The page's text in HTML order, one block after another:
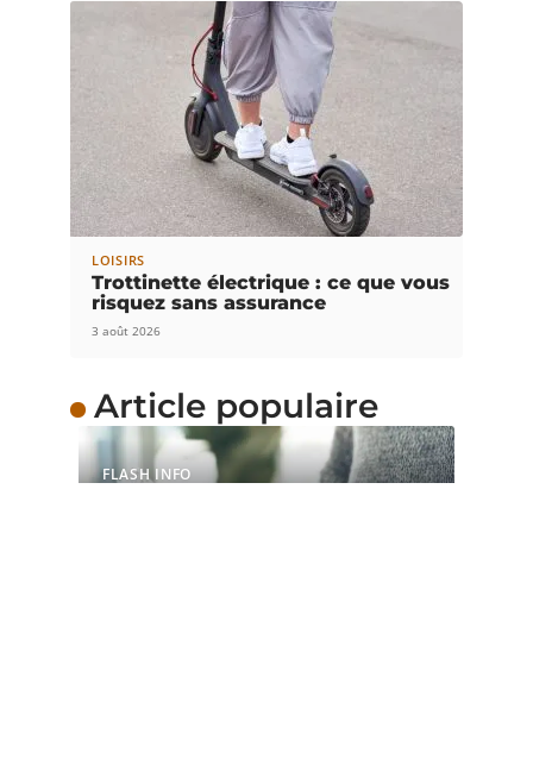
LOISIRS
Trottinette électrique : ce que vous
risquez sans assurance
3 août 2026
Article populaire
FLASH INFO